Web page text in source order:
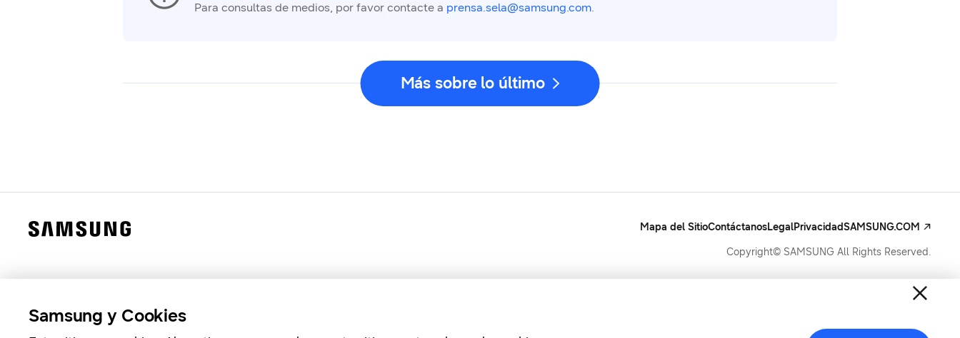
Para consultas de medios, por favor contacte a prensa.sela@samsung.com.
Más sobre lo último
Mapa del SitioContáctanosLegalPrivacidadSAMSUNG.COM
Copyright© SAMSUNG All Rights Reserved.
Samsung y Cookies